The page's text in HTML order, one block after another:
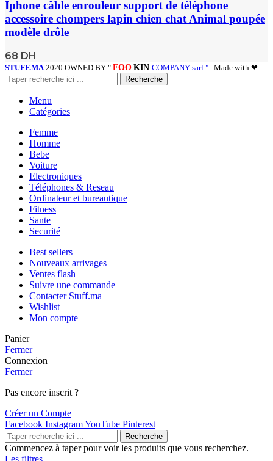
Iphone câble enrouleur support de téléphone
accessoire chompers lapin chien chat Animal poupée
modèle drôle
68 DH
STUFF.MA 2020 OWNED BY " FOO KIN COMPANY sarl " . Made with ❤
Recherche
Menu
Catégories
Femme
Homme
Bebe
Voiture
Electroniques
Téléphones & Reseau
Ordinateur et bureautique
Fitness
Sante
Securité
Best sellers
Nouveaux arrivages
Ventes flash
Suivre une commande
Contacter Stuff.ma
Wishlist
Mon compte
Panier
Fermer
Connexion
Fermer
Pas encore inscrit ?
Créer un Compte
Facebook InstagramYouTube Pinterest
Recherche
Commencez à taper pour voir les produits que vous recherchez.